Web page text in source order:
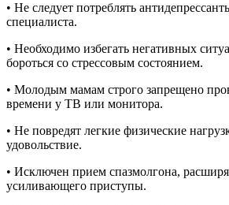
• Не следует потреблять
специалиста.
• Необходимо избегать негативных
бороться со стрессовым состоянием.
• Молодым мамам строго запрещено
времени у ТВ или монитора.
• Не повредят легкие физические
удовольствие.
• Исключен прием спазмолгона,
усиливающего приступы.